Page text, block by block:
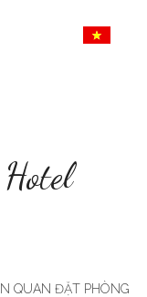
QUAN ĐẶT PHÒNG